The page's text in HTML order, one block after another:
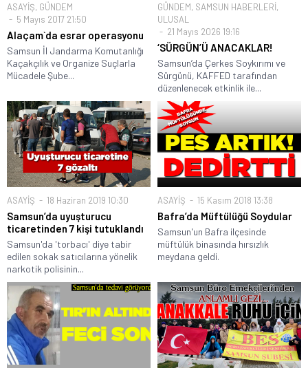
ASAYİŞ, GÜNDEM
5 Mayıs 2017 21:50
Alaçam`da esrar operasyonu
Samsun İl Jandarma Komutanlığı
Kaçakçılık ve Organize Suçlarla
Mücadele Şube...
GÜNDEM, SAMSUN HABERLERİ,
ULUSAL
21 Mayıs 2026 19:16
‘SÜRGÜN’Ü ANACAKLAR!
Samsun’da Çerkes Soykırımı ve
Sürgünü, KAFFED tarafından
düzenlenecek etkinlik ile...
ASAYİŞ 18 Haziran 2019 10:30
Samsun’da uyuşturucu
ticaretinden 7 kişi tutuklandı
Samsun'da 'torbacı' diye tabir
edilen sokak satıcılarına yönelik
narkotik polisinin...
ASAYİŞ 15 Kasım 2018 13:38
Bafra’da Müftülüğü Soydular
Samsun'un Bafra ilçesinde
müftülük binasında hırsızlık
meydana geldi.